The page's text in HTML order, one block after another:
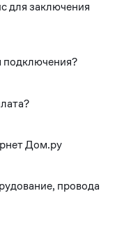
для заключения
подключения?
Дом.ру
провода